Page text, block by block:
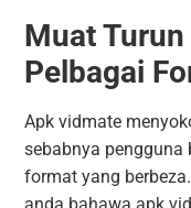
Muat
Pelbagai
Apk vidmate
sebabnya
format yang